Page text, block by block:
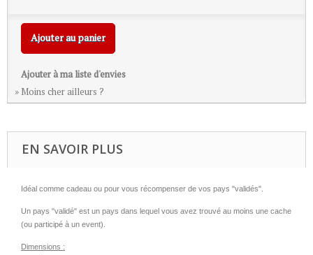
Ajouter au panier
Ajouter à ma liste d'envies
» Moins cher ailleurs ?
EN SAVOIR PLUS
Idéal comme cadeau ou pour vous récompenser de vos pays "validés".
Un pays "validé" est un pays dans lequel vous avez trouvé au moins une cache
(ou participé à un event).
Dimensions :